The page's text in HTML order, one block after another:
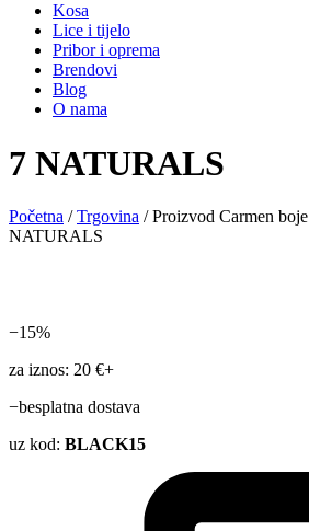
Kosa
Lice i tijelo
Pribor i oprema
Brendovi
Blog
O nama
7 NATURALS
Početna /Trgovina / Proizvod Carmen
NATURALS
−15%
za iznos: 20 €+
−besplatna dostava
uz kod: BLACK15